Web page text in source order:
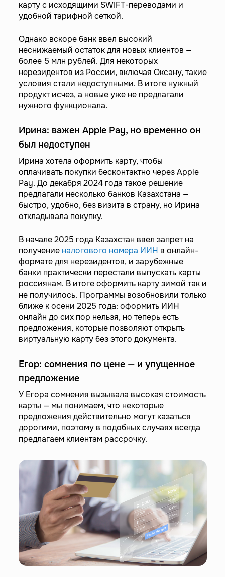
карту с исходящими SWIFT-переводами и
удобной тарифной сеткой.
Однако вскоре банк ввел высокий
неснижаемый остаток для новых клиентов —
более 5 млн рублей. Для некоторых
нерезидентов из России, включая Оксану, такие
условия стали недоступными. В итоге нужный
продукт исчез, а новые уже не предлагали
нужного функционала.
Ирина: важен Apple Pay, но временно он
был недоступен
Ирина хотела оформить карту, чтобы
оплачивать покупки бесконтактно через Apple
Pay. До декабря 2024 года такое решение
предлагали несколько банков Казахстана —
быстро, удобно, без визита в страну, но Ирина
откладывала покупку.
В начале 2025 года Казахстан ввел запрет на
получение налогового номера ИИН в онлайн-
формате для нерезидентов, и зарубежные
банки практически перестали выпускать карты
россиянам. В итоге оформить карту зимой так и
не получилось. Программы возобновили только
ближе к осени 2025 года: оформить ИИН
онлайн до сих пор нельзя, но теперь есть
предложения, которые позволяют открыть
виртуальную карту без этого документа.
Егор: сомнения по цене — и упущенное
предложение
У Егора сомнения вызывала высокая стоимость
карты — мы понимаем, что некоторые
предложения действительно могут казаться
дорогими, поэтому в подобных случаях всегда
предлагаем клиентам рассрочку.